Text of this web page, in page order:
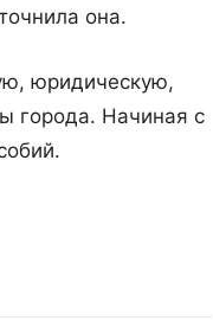
она.
юридическую,
города. Начиная с